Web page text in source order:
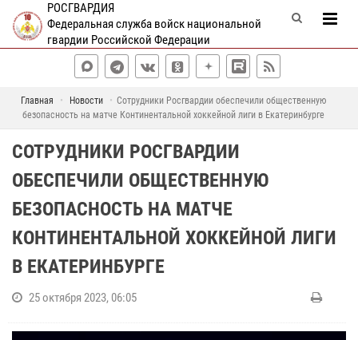
РОСГВАРДИЯ
Федеральная служба войск национальной
гвардии Российской Федерации
Главная Новости
Сотрудники Росгвардии обеспечили общественную
безопасность на матче Континентальной хоккейной лиги в Екатеринбурге
СОТРУДНИКИ РОСГВАРДИИ
ОБЕСПЕЧИЛИ ОБЩЕСТВЕННУЮ
БЕЗОПАСНОСТЬ НА МАТЧЕ
КОНТИНЕНТАЛЬНОЙ ХОККЕЙНОЙ ЛИГИ
В ЕКАТЕРИНБУРГЕ
25 октября 2023, 06:05